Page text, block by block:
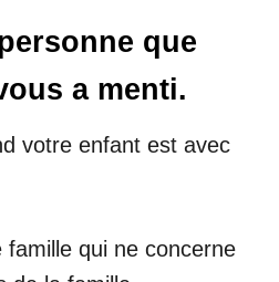
que
a menti.
votre enfant est avec
famille qui ne concerne